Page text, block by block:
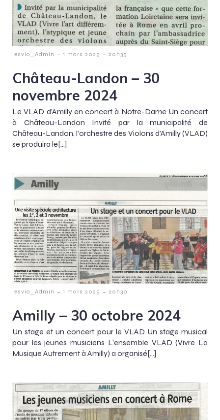
lesvio_Admin - 1 mars 2025 - 20h35
Château-Landon – 30
novembre 2024
Le VLAD d’Amilly en concert à Notre-Dame Un concert
à Château-Landon Invité par la municipalité de
Château-Landon, l’orchestre des Violons d’Amilly (VLAD)
se produira le[…]
lesvio_Admin - 1 mars 2025 - 20h30
Amilly – 30 octobre 2024
Un stage et un concert pour le VLAD Un stage musical
pour les jeunes musiciens L’ensemble VLAD (Vivre La
Musique Autrement à Amilly) a organisé[…]